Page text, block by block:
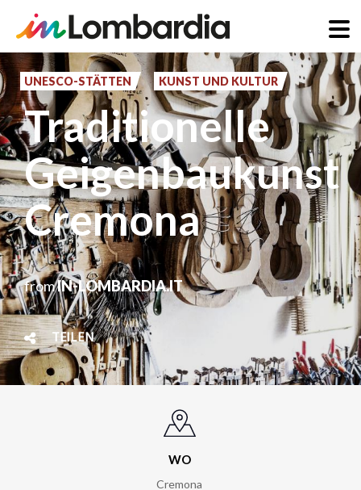
Direkt
zum
Inhalt
UNESCO-STÄTTEN KUNST UND KULTUR
Traditionelle
Geigenbaukunst
Cremona
fromIN-LOMBARDIA.IT
TEILEN
WO
Cremona